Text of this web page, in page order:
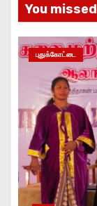
You missed
புதுக்கோட்டை